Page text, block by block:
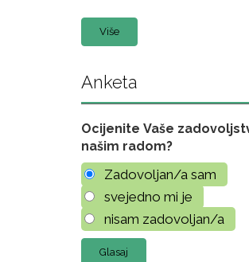
Više
Anketa
Ocijenite Vaše
našim radom?
Zadovoljan/a sam
svejedno mi je
nisam zadovoljan/a